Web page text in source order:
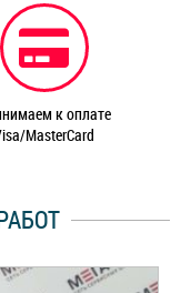
к оплате
MasterCard